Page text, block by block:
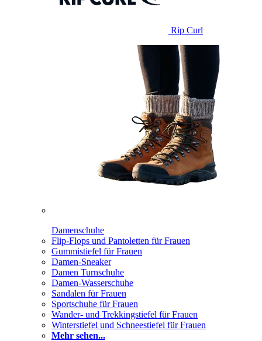
Rip Curl
Damenschuhe
Flip-Flops und Pantoletten für Frauen
Gummistiefel für Frauen
Damen-Sneaker
Damen Turnschuhe
Damen-Wasserschuhe
Sandalen für Frauen
Sportschuhe für Frauen
Wander- und Trekkingstiefel für Frauen
Winterstiefel und Schneestiefel für Frauen
Mehr sehen...